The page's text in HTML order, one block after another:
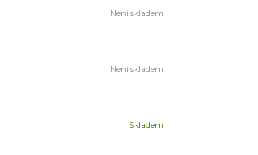
Není skladem
Není skladem
Skladem